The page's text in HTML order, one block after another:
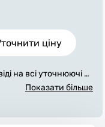
ціну
на всі уточнюючі за
Ми зв'яжемося з
Показати більше